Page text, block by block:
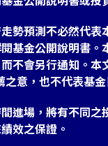
勢預測不必然代表
基金公開說明書。
不會另行通知。本
意，也不代表基
進場，將有不同之
效之保證。